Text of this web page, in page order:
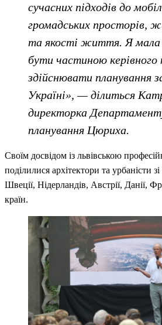
сучасних підходів до
громадських просторів,
та якості життя. Я мала
бути частиною керівного
здійснювати планування
Україні», — ділиться
директорка
планування Цюриха.
Своїм досвідом із львівською
поділилися архітектори та урбаністи
Швеції, Нідерландів, Австрії, Данії,
країн.